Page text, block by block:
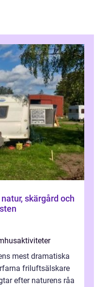
mest dramatiska
friluftsälskare
efter naturens råa